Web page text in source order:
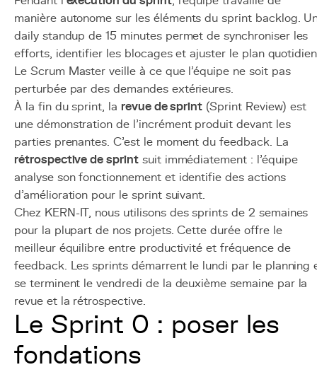
manière autonome sur les éléments du sprint backlog.
daily standup de 15 minutes permet de synchroniser les
efforts, identifier les blocages et ajuster le plan
Le Scrum Master veille à ce que l'équipe ne soit pas
perturbée par des demandes extérieures.
À la fin du sprint, la revue de sprint (Sprint Review) est
une démonstration de l'incrément produit devant les
parties prenantes. C'est le moment du feedback. La
rétrospective de sprintsuit immédiatement : l'équipe
analyse son fonctionnement et identifie des actions
d'amélioration pour le sprint suivant.
Chez KERN-IT, nous utilisons des sprints de 2 semaines
pour la plupart de nos projets. Cette durée offre le
meilleur équilibre entre productivité et fréquence de
feedback. Les sprints démarrent le lundi par le planning
se terminent le vendredi de la deuxième semaine par la
revue et la rétrospective.
Le Sprint 0 : poser les
fondations